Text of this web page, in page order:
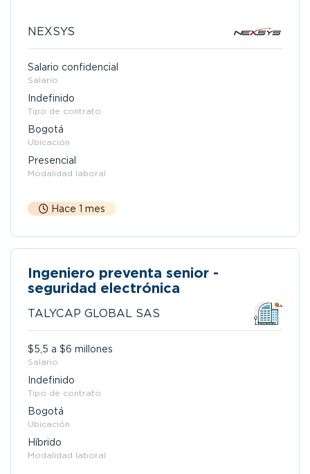
NEXSYS
Salario confidencial
Salario
Indefinido
Tipo de contrato
Bogotá
Ubicación
Presencial
Modalidad laboral
Hace 1 mes
Ingeniero preventa senior -
seguridad electrónica
TALYCAP GLOBAL SAS
$5,5 a $6 millones
Salario
Indefinido
Tipo de contrato
Bogotá
Ubicación
Híbrido
Modalidad laboral